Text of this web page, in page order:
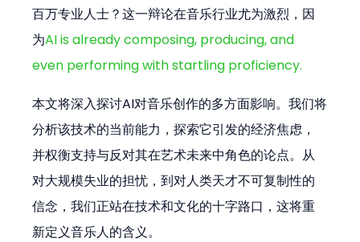
百万专业人士？这一辩论在音乐行业尤为激烈，因
为AI is already composing, producing, and
even performing with startling proficiency.
本文将深入探讨AI对音乐创作的多方面影响。我们将
分析该技术的当前能力，探索它引发的经济焦虑，
并权衡支持与反对其在艺术未来中角色的论点。从
对大规模失业的担忧，到对人类天才不可复制性的
信念，我们正站在技术和文化的十字路口，这将重
新定义音乐人的含义。